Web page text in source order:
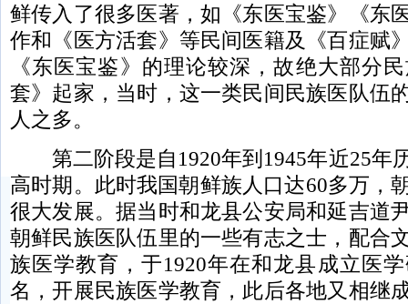
鲜传入了很多医著，如《东医宝鉴》《东
作和《医方活套》等民间医籍及《百症赋
《东医宝鉴》的理论较深，故绝大部分
套》起家，当时，这一类民间民族医队伍
人之多。
第二阶段是自1920年到1945年近25年
高时期。此时我国朝鲜族人口达60多万，
很大发展。据当时和龙县公安局和延吉道
朝鲜民族医队伍里的一些有志之士，配合
族医学教育，于1920年在和龙县成立医
名，开展民族医学教育，此后各地又相继